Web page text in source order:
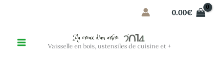
0.00€
Au creux d'un arbre
Vaisselle en bois, ustensiles de cuisine et +